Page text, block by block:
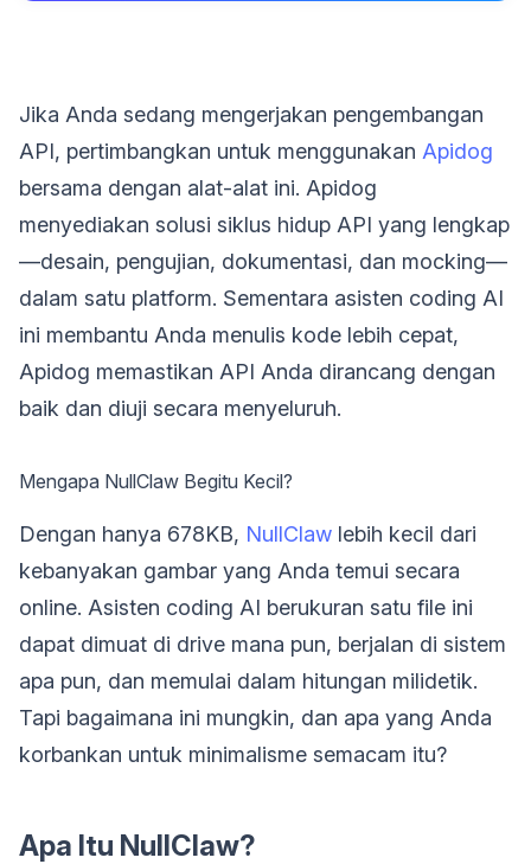
Jika Anda sedang mengerjakan pengembangan
API, pertimbangkan untuk menggunakan Apidog
bersama dengan alat-alat ini. Apidog
menyediakan solusi siklus hidup API yang lengkap
—desain, pengujian, dokumentasi, dan mocking—
dalam satu platform. Sementara asisten coding AI
ini membantu Anda menulis kode lebih cepat,
Apidog memastikan API Anda dirancang dengan
baik dan diuji secara menyeluruh.
Mengapa NullClaw Begitu Kecil?
Dengan hanya 678KB, NullClaw lebih kecil dari
kebanyakan gambar yang Anda temui secara
online. Asisten coding AI berukuran satu file ini
dapat dimuat di drive mana pun, berjalan di sistem
apa pun, dan memulai dalam hitungan milidetik.
Tapi bagaimana ini mungkin, dan apa yang Anda
korbankan untuk minimalisme semacam itu?
Apa Itu NullClaw?